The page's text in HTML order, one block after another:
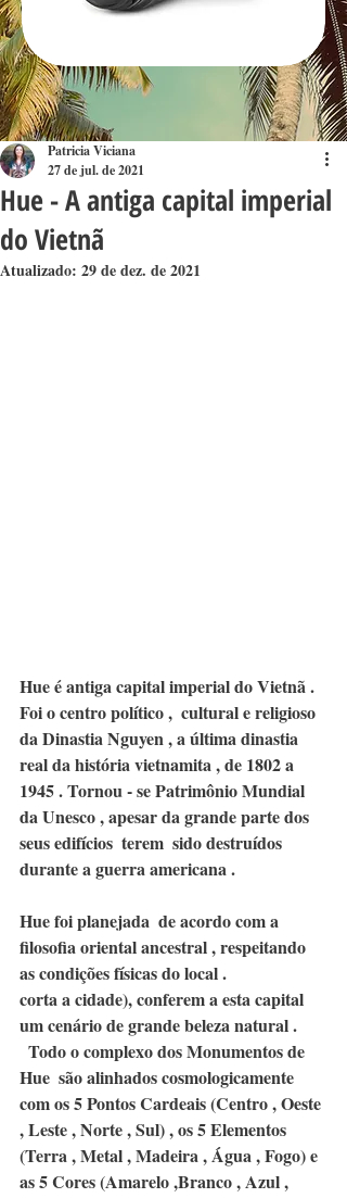
Hue - A antiga capital imperial
do Vietnã
Patricia Viciana
27 de jul. de 2021
Atualizado: 29 de dez. de 2021
Hue é antiga capital imperial do Vietnã .
Foi o centro político ,  cultural e religioso
da Dinastia Nguyen , a última dinastia
real da história vietnamita , de 1802 a
1945 . Tornou - se Patrimônio Mundial
da Unesco , apesar da grande parte dos
seus edifícios  terem  sido destruídos
durante a guerra americana .
Hue foi planejada  de acordo com a
filosofia oriental ancestral , respeitando
as condições físicas do local .
corta a cidade), conferem a esta capital
um cenário de grande beleza natural .
Hue  são alinhados cosmologicamente
com os 5 Pontos Cardeais (Centro , Oeste
, Leste , Norte , Sul) , os 5 Elementos
(Terra , Metal , Madeira , Água , Fogo) e
as 5 Cores (Amarelo ,Branco , Azul ,